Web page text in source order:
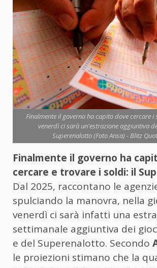
Finalmente il governo ha capito dove cercare
venerdì ci sarà un'estrazione aggiuntiva
Superenalotto (Foto Ansa) - Blitz
Finalmente il governo ha
cercare e trovare i soldi: il
Dal 2025, raccontano le
spulciando la manovra, nella
venerdì ci sarà infatti una
settimanale aggiuntiva dei
e del Superenalotto. Secondo
le proiezioni stimano che la